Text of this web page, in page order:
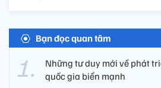
Bạn đọc quan tâm
Những tư duy mới về phát
quốc gia biển mạnh